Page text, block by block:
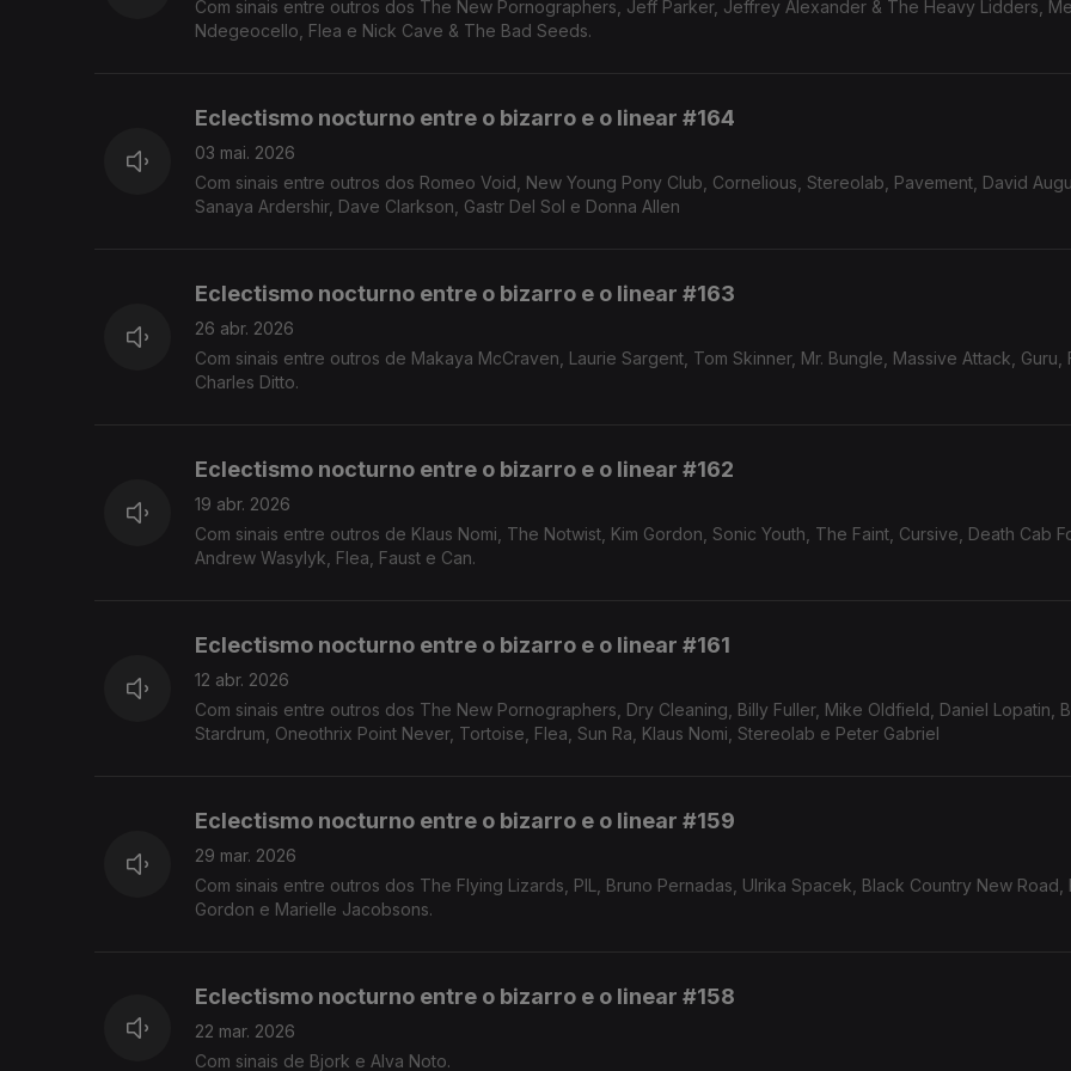
Com sinais entre outros dos The New Pornographers, Jeff Parker, Jeffrey Alexander & The Heavy Lidders,
Ndegeocello, Flea e Nick Cave & The Bad Seeds.
Eclectismo nocturno entre o bizarro e o linear #164
03 mai. 2026
Com sinais entre outros dos Romeo Void, New Young Pony Club, Cornelious, Stereolab, Pavement, David
Sanaya Ardershir, Dave Clarkson, Gastr Del Sol e Donna Allen
Eclectismo nocturno entre o bizarro e o linear #163
26 abr. 2026
Com sinais entre outros de Makaya McCraven, Laurie Sargent, Tom Skinner, Mr. Bungle, Massive Attack, Guru,
Charles Ditto.
Eclectismo nocturno entre o bizarro e o linear #162
19 abr. 2026
Com sinais entre outros de Klaus Nomi, The Notwist, Kim Gordon, Sonic Youth, The Faint, Cursive, Death Cab
Andrew Wasylyk, Flea, Faust e Can.
Eclectismo nocturno entre o bizarro e o linear #161
12 abr. 2026
Com sinais entre outros dos The New Pornographers, Dry Cleaning, Billy Fuller, Mike Oldfield, Daniel Lopatin,
Stardrum, Oneothrix Point Never, Tortoise, Flea, Sun Ra, Klaus Nomi, Stereolab e Peter Gabriel
Eclectismo nocturno entre o bizarro e o linear #159
29 mar. 2026
Com sinais entre outros dos The Flying Lizards, PIL, Bruno Pernadas, Ulrika Spacek, Black Country New Road,
Gordon e Marielle Jacobsons.
Eclectismo nocturno entre o bizarro e o linear #158
22 mar. 2026
Com sinais de Bjork e Alva Noto.